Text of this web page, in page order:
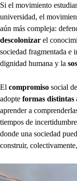
Si el movimiento
universidad, el
aún más compleja:
descolonizar el
sociedad fragmentada e
dignidad humana y la
El compromiso social
adopte formas distintas
aprender a
tiempos de
donde una sociedad
construir,